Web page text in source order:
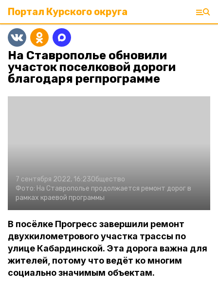
Портал Курского округа
На Ставрополье обновили
участок поселковой дороги
благодаря регпрограмме
7 сентября 2022, 16:23Общество
Фото: На Ставрополье продолжается ремонт дорог в
рамках краевой программы
В посёлке Прогресс завершили ремонт
двухкилометрового участка трассы по
улице Кабардинской. Эта дорога важна для
жителей, потому что ведёт ко многим
социально значимым объектам.